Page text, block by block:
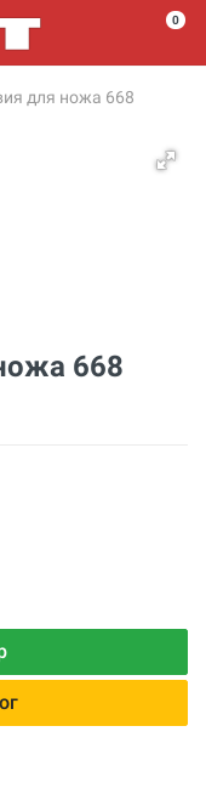
0
для ножа 668
668